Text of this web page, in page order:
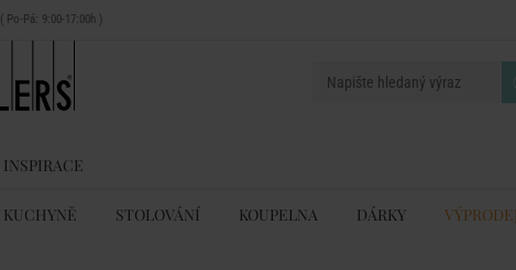
( Po-Pá: 9:00-17:00h )
INSPIRACE
KUCHYNĚ STOLOVÁNÍ KOUPELNA DÁRKY VÝPRODEJ